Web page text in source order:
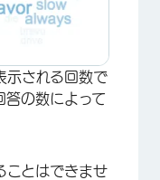
示される回数で
答の数によって
ことはできませ